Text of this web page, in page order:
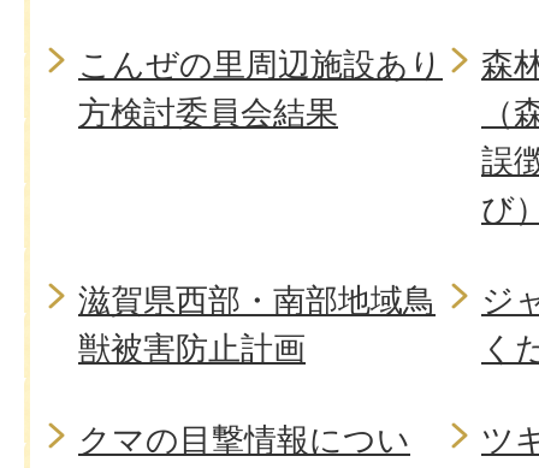
こんぜの里周辺施設あり
方検討委員会結果
森
（
誤
び
滋賀県西部・南部地域鳥
獣被害防止計画
ジ
く
クマの目撃情報につい
ツ